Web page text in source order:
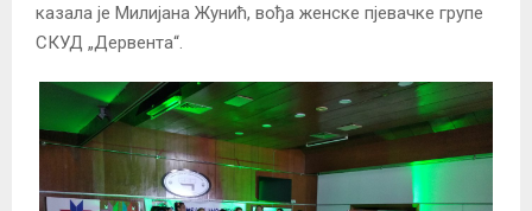
казала је Милијана Жунић, вођа женске пјевачке групе
СКУД „Дервента“.